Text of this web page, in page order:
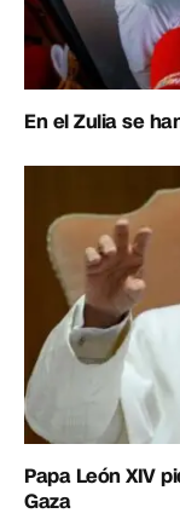
En el Zulia se
Papa León XIV
Gaza